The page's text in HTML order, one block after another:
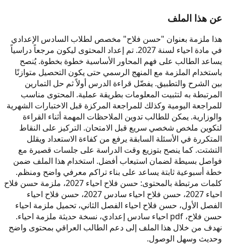
عن هذا الملف
هذا ملزمة بعنوان "حسن فلاح" مخصص لطلاب السادس الإعدادي
في مادة احياء لسنة 2027. تم إعداد المحتوى ليكون مرجعاً دراسياً
يساعد الطالب على فهم المحاور الأساسية خطوة بخطوة. يُنصح
باستخدام الملزمة مع المنهج الرسمي حتى يكون التحصيل متوازنًا
بين الشرح والتطبيق. يفضّل قراءة الدرس أولاً ثم حل التمارين
المرتبطة به لتثبيت المعلومات بطريقة عملية. المحتوى مناسب
للمراجعة اليومية وكذلك للمراجعة المركزة قبل الاختبارات الشهرية
والوزارية. يمكن للطالب تدوين الملاحظات المهمة أثناء القراءة
لتكوين ملخص شخصي سريع قبل الامتحان. التركيز على النقاط
المتكررة في الأسئلة السابقة يرفع من كفاءة الاستعداد ويقلل
التشتت. كما ينصح بتوزيع وقت الدراسة على جلسات قصيرة مع
فواصل بسيطة لضمان استيعاب أفضل. استخدام هذا الملف ضمن
خطة أسبوعية ثابتة يساعد على بناء تراكم معرفي واضح ومنظم.
كلمات مرتبطة بالمحتوى: حسن فلاح احياء 2027، ملزمة حسن فلاح
احياء 2027، حسن فلاح احياء سادس 2027، حسن فلاح احياء
الفصل الأول، حسن فلاح احياء الفصل الثاني، تحميل ملزمة احياء
حسن فلاح، pdf احياء سادس إعدادي، نسخة حديثة ملزمة احياء.
نهدف من خلال هذا الملف إلى دعم الطالب العراقي بمحتوى واضح
وحديث وسهل الوصول.